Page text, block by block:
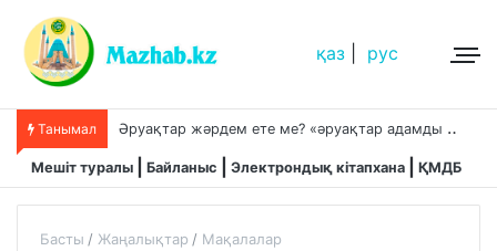
қаз рус
Танымал Ә
руақтар жәрдем ете ме? «әруақтар адамды қорғап жүреді»,-дейді сол рас па?
Мешіт туралы Байланыс Электрондық кітапхана ҚМДБ
Басты Жаңалықтар
Мақалалар